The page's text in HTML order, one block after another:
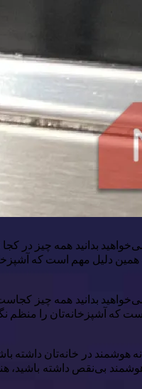
بدانید همه چیز در
دلیل مهم است که
که آشپزخانه‌تان را منظم
در خانه‌تان داشته
بی‌نقص داشته